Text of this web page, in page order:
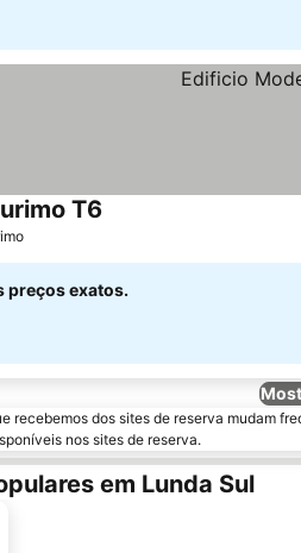
T6
preços exatos.
recebemos dos sites de reserva mudam
nos sites de reserva.
em Lunda Sul